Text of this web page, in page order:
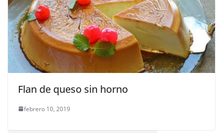
Flan de queso sin horno
febrero 10, 2019